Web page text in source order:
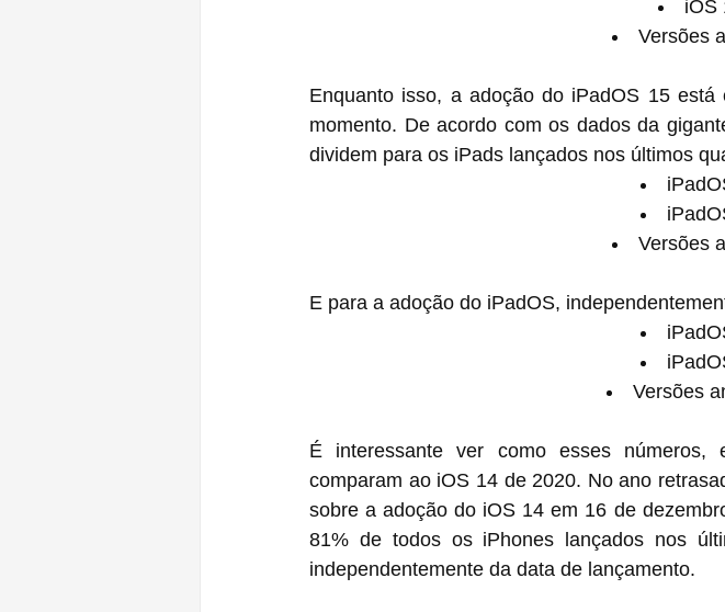
iOS
Versões
Enquanto isso, a adoção do iPadOS 15
momento. De acordo com os dados da
dividem para os iPads lançados nos últimos
Versões
E para a adoção do iPadOS,
Versões
É interessante ver como esses
comparam ao iOS 14 de 2020. No ano
sobre a adoção do iOS 14 em 16 de
81% de todos os iPhones lançados nos
independentemente da data de lançamento.